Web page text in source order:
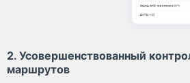
2. Усовершенствованный
маршрутов